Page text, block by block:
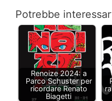
Potrebbe
Renoize 2024: a
Parco Schuster per
ricordare Renato
Biagetti